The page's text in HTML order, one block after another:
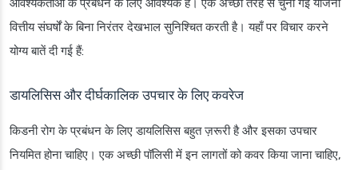
आवश्यकताओं के प्रबंधन के लिए आवश्यक है। एक अच्छी तरह से चुनी गई योजना
वित्तीय संघर्षों के बिना निरंतर देखभाल सुनिश्चित करती है। यहाँ पर विचार करने
योग्य बातें दी गई हैं:
डायलिसिस और दीर्घकालिक उपचार के लिए कवरेज
किडनी रोग के प्रबंधन के लिए डायलिसिस बहुत ज़रूरी है और इसका उपचार
नियमित होना चाहिए। एक अच्छी पॉलिसी में इन लागतों को कवर किया जाना चाहिए,